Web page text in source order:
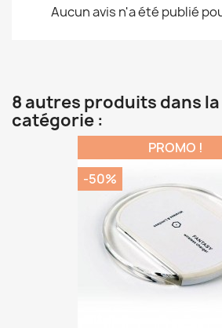
Aucun avis n'a été publié
8 autres produits dans
catégorie :
PROMO !
-50%